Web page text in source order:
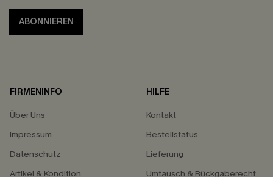
ABONNIEREN
FIRMENINFO
Über Uns
Impressum
Datenschutz
Artikel & Kondition
HILFE
Kontakt
Bestellstatus
Lieferung
Umtausch & Rückgaberecht